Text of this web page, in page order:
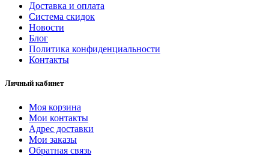
Доставка и оплата
Система скидок
Новости
Блог
Политика конфиденциальности
Контакты
Личный кабинет
Моя корзина
Мои контакты
Адрес доставки
Мои заказы
Обратная связь